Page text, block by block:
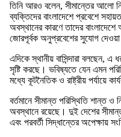
তিনি আরও বলেন, সীমান্তের আলো
ব্যক্তিদের বাংলাদেশে প্রবেশে
অবস্থানের কারণে তাদের
জোরপূর্বক অনুপ্রবেশের সুযোগ দেওয়া
এদিকে স্থানীয় বাসিন্দারা বলছেন,
সৃষ্টি করছে। ভবিষ্যতে যেন এমন
মধ্যে কূটনৈতিক ও রাষ্ট্রীয় পর্যায়ে
বর্তমানে সীমান্ত পরিস্থিতি শান্ত ও
অবস্থানে রয়েছে। দুই দেশের
এবং পরবর্তী সিদ্ধান্তের অপেক্ষায়